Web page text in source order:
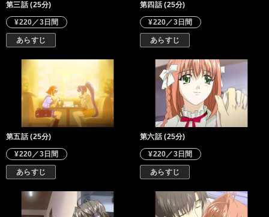
第三話 (25分)
¥220／3日間
あらすじ
第四話 (25分)
¥220／3日間
あらすじ
第五話 (25分)
¥220／3日間
あらすじ
第六話 (25分)
¥220／3日間
あらすじ